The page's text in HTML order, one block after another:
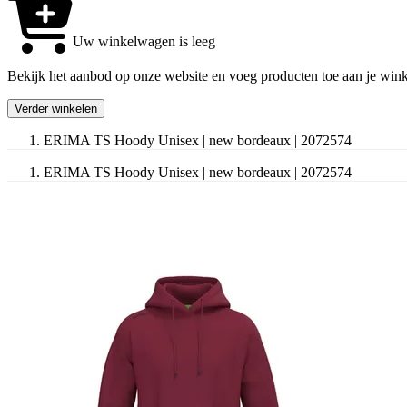
Uw winkelwagen is leeg
Bekijk het aanbod op onze website en voeg producten toe aan je
Verder winkelen
ERIMA TS Hoody Unisex | new bordeaux | 2072574
ERIMA TS Hoody Unisex | new bordeaux | 2072574